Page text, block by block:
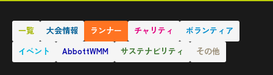
一覧 大会情報 ランナー チャリティ
ボランティア
イベント
AbbottWMM サステナビリティ その他